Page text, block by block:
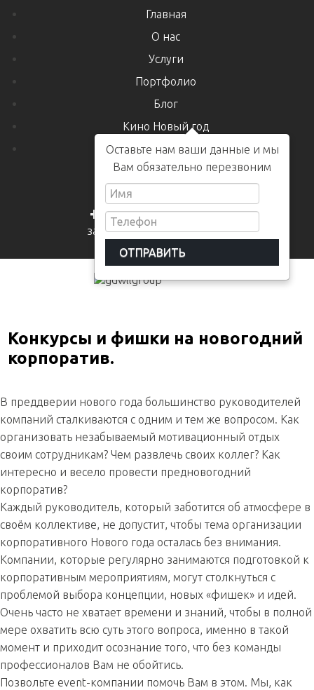
Главная
О нас
Услуги
Портфолио
Блог
Кино Новый год
Контакты
+7 978 240 38 00
заказать обратный звонок
Оставьте нам ваши данные и мы
Вам обязательно перезвоним
Конкурсы и фишки на новогодний
корпоратив.
В преддверии нового года большинство руководителей
компаний сталкиваются с одним и тем же вопросом. Как
организовать незабываемый мотивационный отдых
своим сотрудникам? Чем развлечь своих коллег? Как
интересно и весело провести предновогодний
корпоратив?
Каждый руководитель, который заботится об атмосфере в
своём коллективе, не допустит, чтобы тема организации
корпоративного Нового года осталась без внимания.
Компании, которые регулярно занимаются подготовкой к
корпоративным мероприятиям, могут столкнуться с
проблемой выбора концепции, новых «фишек» и идей.
Очень часто не хватает времени и знаний, чтобы в полной
мере охватить всю суть этого вопроса, именно в такой
момент и приходит осознание того, что без команды
профессионалов Вам не обойтись.
Позвольте event-компании помочь Вам в этом. Мы, как